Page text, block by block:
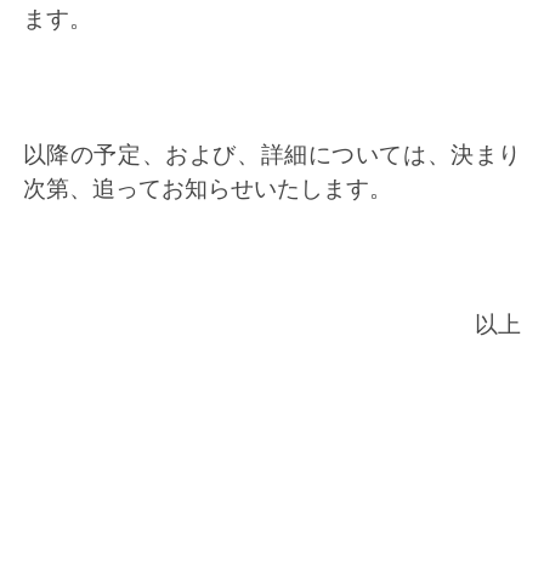
ます。
以降の予定、および、詳細については、決まり
次第、追ってお知らせいたします。
以上